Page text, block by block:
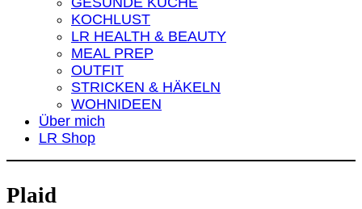
KOCHLUST
LR HEALTH & BEAUTY
MEAL PREP
OUTFIT
STRICKEN & HÄKELN
WOHNIDEEN
Über mich
LR Shop
Plaid